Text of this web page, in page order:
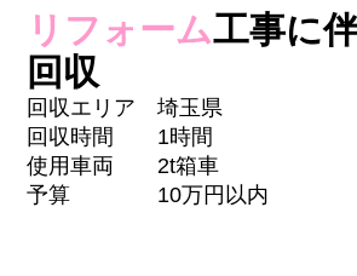
リフォーム工事に
回収
回収エリア 埼玉県
回収時間 1時間
使用車両 2t箱車
予算 10万円以内